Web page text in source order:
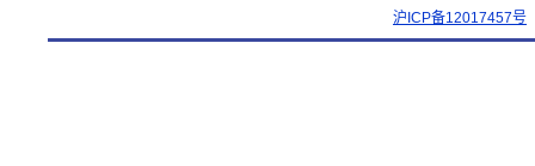
沪ICP备12017457号